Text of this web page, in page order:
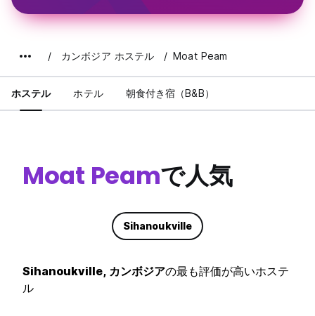
カンボジア ホステル Moat Peam
ホステル ホテル 朝食付き宿（B&B）
Moat Peamで人気
Sihanoukville
Sihanoukville, カンボジアの最も評価が高いホステ
ル